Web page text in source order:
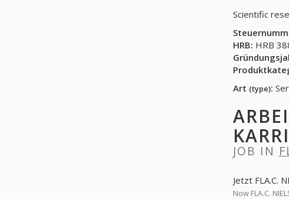
Scientific
HRB: HRB
Art (type):
JOB IN
Jetzt FLA.C.
Now FLA.C.